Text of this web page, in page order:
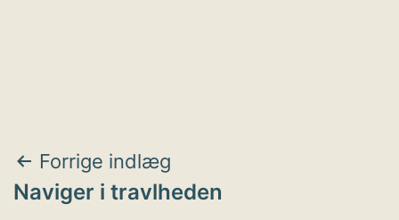
Indlægsnavigation
Forrige indlæg
Naviger i travlheden